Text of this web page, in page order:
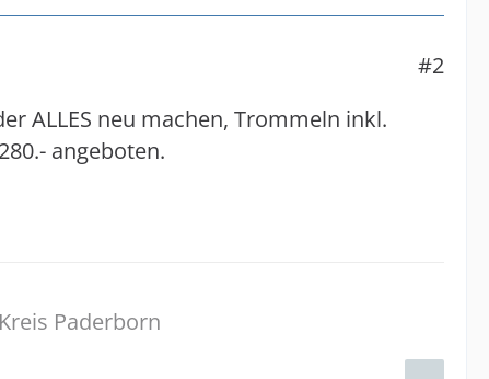
#2
ALLES neu machen, Trommeln inkl.
angeboten.
Paderborn